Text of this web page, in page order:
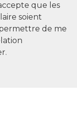
que les
soient
de me